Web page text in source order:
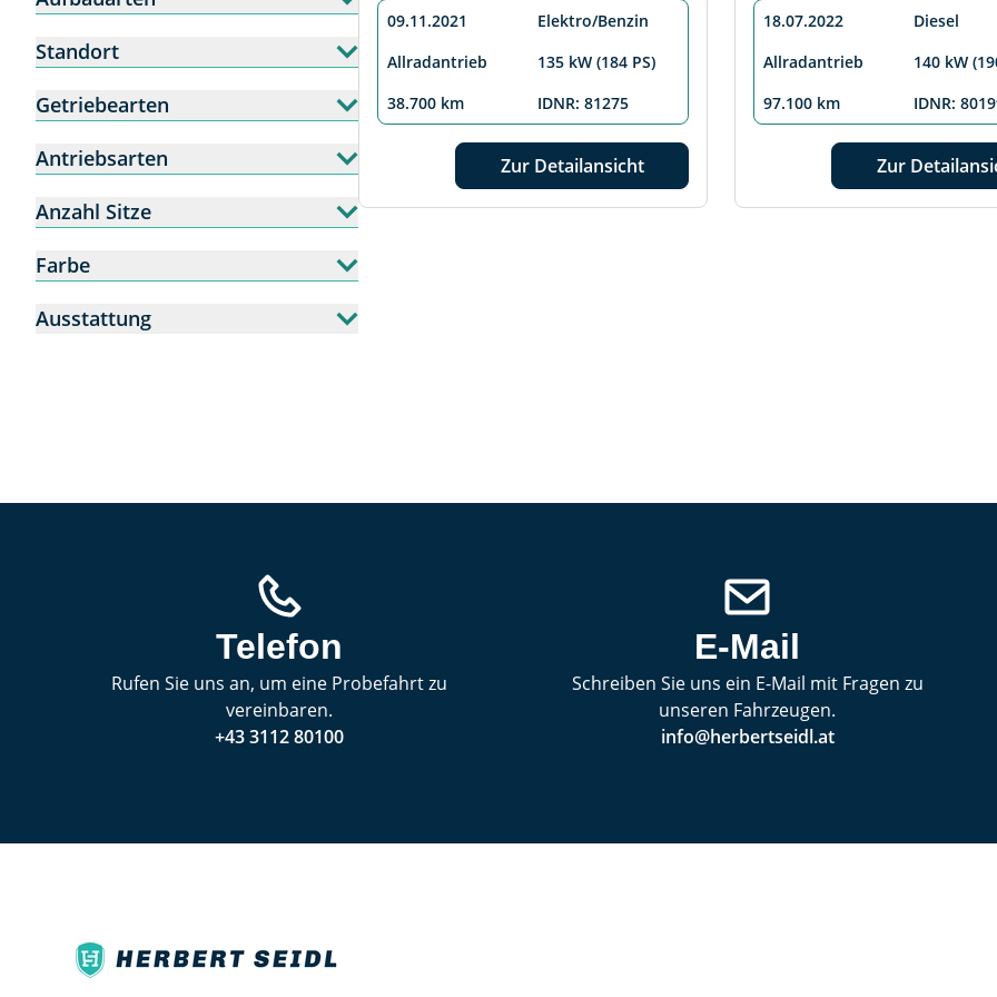
Standort
Getriebearten
Antriebsarten
Anzahl Sitze
Farbe
Ausstattung
09.11.2021
Elektro/Benzin
Allradantrieb
135 kW (184 PS)
38.700 km
IDNR: 81275
Zur Detailansicht
18.07.2022
Diesel
Allradantrieb
140 kW
97.100 km
IDNR:
Zur
Telefon
Rufen Sie uns an, um eine Probefahrt zu
vereinbaren.
+43 3112 80100
E-Mail
Schreiben Sie uns ein E-Mail mit Fragen zu
unseren Fahrzeugen.
info@herbertseidl.at